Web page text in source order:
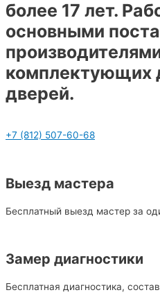
более 17 лет.
основными
комплектующих
дверей.
+7 (812) 507-60-68
Выезд мастера
Бесплатный выезд мастер за
Замер диагностики
Бесплатная диагностика,